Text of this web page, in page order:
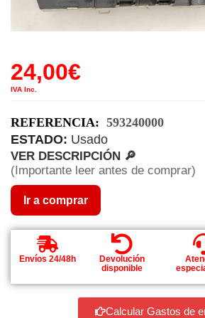
24,00€
IVA Inc.
REFERENCIA: 593240000
ESTADO: Usado
VER DESCRIPCIÓN 🔎
(Importante leer antes de comprar)
Ir a comprar
Envíos 24/48h
Devolución
disponible
Calcular Gastos de